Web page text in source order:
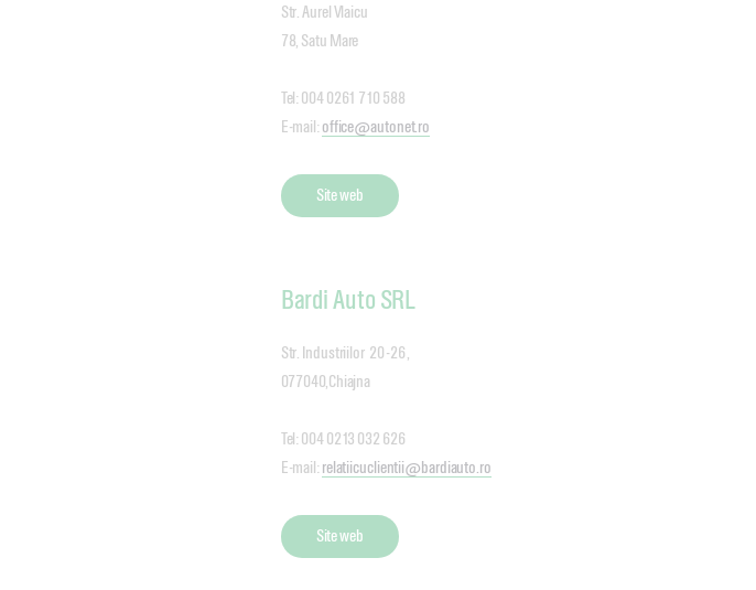
Str. Aurel Vlaicu
78, Satu Mare
Tel: 004 0261 710 588
E-mail: office@autonet.ro
Site web
Bardi Auto SRL
Str. Industriilor 20 -26 ,
077040,Chiajna
Tel: 004 0213 032 626
E-mail: relatiicuclientii@bardiauto.ro
Site web